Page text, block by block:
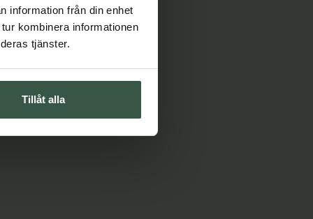
information från din enhet
kombinera informationen
tjänster.
Tillåt alla